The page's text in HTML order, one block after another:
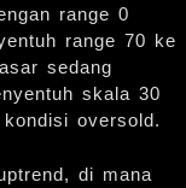
range 0
range 70 ke
sedang
skala 30
oversold.
di mana